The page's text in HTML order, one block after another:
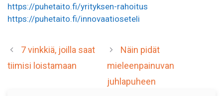
https://puhetaito.fi/yrityksen-rahoitus
https://puhetaito.fi/innovaatioseteli
7 vinkkiä, joilla saat
tiimisi loistamaan
Näin pidät
mieleenpainuvan
juhlapuheen